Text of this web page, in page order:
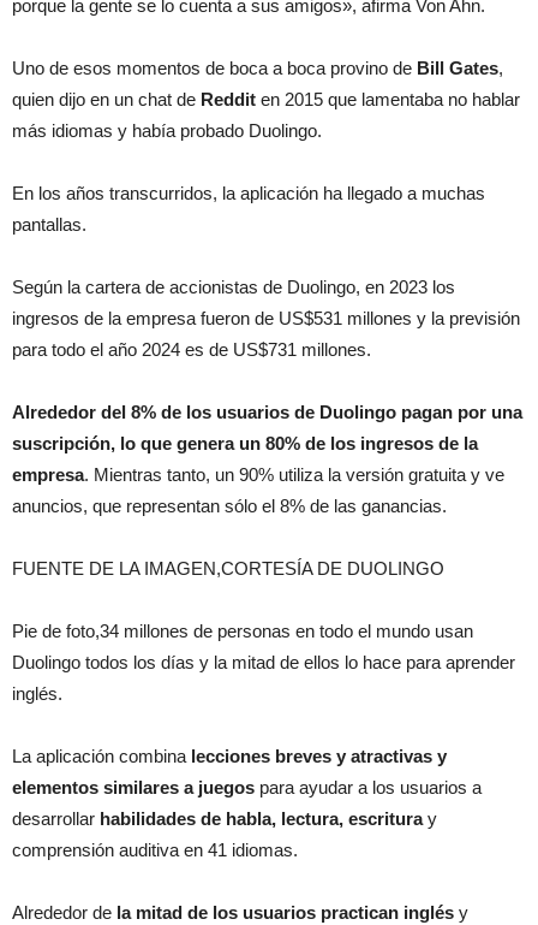
porque la gente se lo cuenta a sus amigos», afirma Von Ahn.
Uno de esos momentos de boca a boca provino de Bill Gates,
quien dijo en un chat de Reddit en 2015 que lamentaba no hablar
más idiomas y había probado Duolingo.
En los años transcurridos, la aplicación ha llegado a muchas
pantallas.
Según la cartera de accionistas de Duolingo, en 2023 los
ingresos de la empresa fueron de US$531 millones y la previsión
para todo el año 2024 es de US$731 millones.
Alrededor del 8% de los usuarios de Duolingo pagan por una
suscripción, lo que genera un 80% de los ingresos de la
empresa. Mientras tanto, un 90% utiliza la versión gratuita y ve
anuncios, que representan sólo el 8% de las ganancias.
FUENTE DE LA IMAGEN,CORTESÍA DE DUOLINGO
Pie de foto,34 millones de personas en todo el mundo usan
Duolingo todos los días y la mitad de ellos lo hace para aprender
inglés.
La aplicación combina lecciones breves y atractivas y
elementos similares a juegos para ayudar a los usuarios a
desarrollar habilidades de habla, lectura, escrituray
comprensión auditiva en 41 idiomas.
Alrededor de la mitad de los usuarios practican inglés y